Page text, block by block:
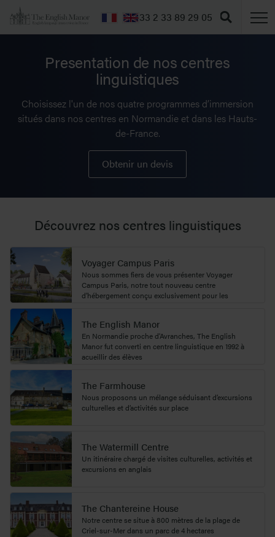
+33 2 33 89 29 05
Presentation de nos centres
linguistiques
Choisissez l'un de nos quatre programmes d’immersion
situés dans nos centres en Normandie et dans les Hauts-
de-France.
Obtenir un devis
Découvrez nos centres linguistiques
Voyager Campus Paris
Nous sommes fiers de vous présenter Voyager
Campus Paris, notre tout nouveau centre
d’hébergement conçu exclusivement pour les
The English Manor
En Normandie proche d'Avranches, The English
Manor fut converti en centre linguistique en 1992 à
acueillir des élèves
The Farmhouse
Nous proposons un mélange séduisant d’excursions
culturelles et d’activités sur place
The Watermill Centre
Un itinéraire chargé de visites culturelles, activités et
excursions en anglais
The Chantereine House
Notre centre se situe à 800 mètres de la plage de
Criel-sur-Mer dans un parc de 4 hectares